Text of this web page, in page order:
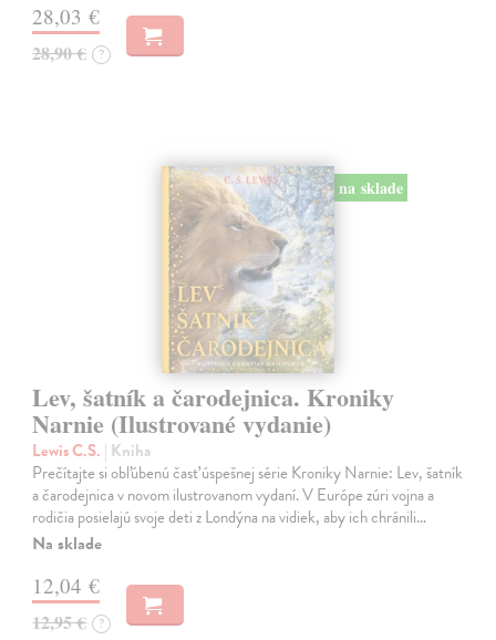
28,03 €
28,90 € ?
na sklade
Lev, šatník a čarodejnica. Kroniky
Narnie (Ilustrované vydanie)
Lewis C.S. | Kniha
Prečítajte si obľúbenú časť úspešnej série Kroniky Narnie: Lev, šatník
a čarodejnica v novom ilustrovanom vydaní. V Európe zúri vojna a
rodičia posielajú svoje deti z Londýna na vidiek, aby ich chránili…
Na sklade
12,04 €
12,95 € ?